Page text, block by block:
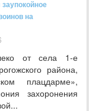
на
от села 1-е
района,
плацдарме»,
захоронения